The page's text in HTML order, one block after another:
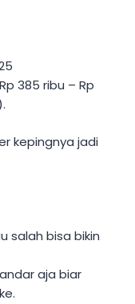
385 ribu – Rp
kepingnya jadi
salah bisa bikin
aja biar